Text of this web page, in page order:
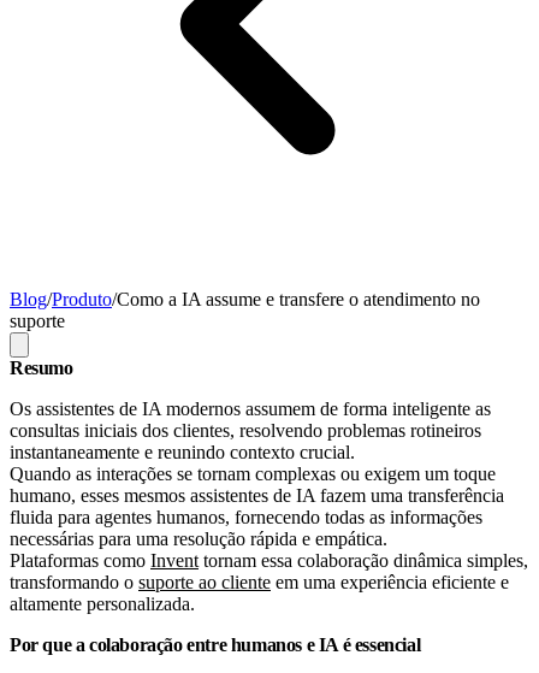
Blog/Produto/Como a IA assume e transfere o atendimento no
suporte
Resumo
Os assistentes de IA modernos assumem de forma inteligente as
consultas iniciais dos clientes, resolvendo problemas rotineiros
instantaneamente e reunindo contexto crucial.
Quando as interações se tornam complexas ou exigem um toque
humano, esses mesmos assistentes de IA fazem uma transferência
fluida para agentes humanos, fornecendo todas as informações
necessárias para uma resolução rápida e empática.
Plataformas como Invent tornam essa colaboração dinâmica simples,
transformando o suporte ao cliente em uma experiência eficiente e
altamente personalizada.
Por que a colaboração entre humanos e IA é essencial